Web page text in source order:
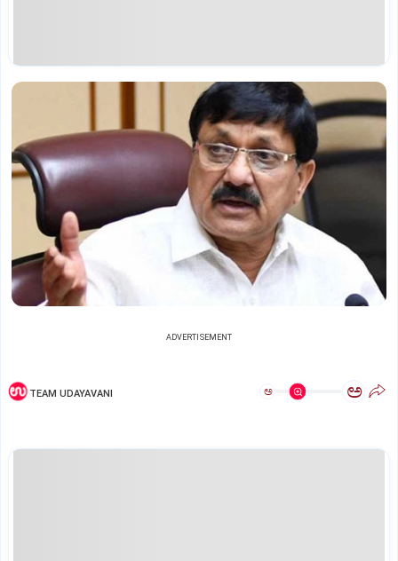
ADVERTISEMENT
TEAM UDAYAVANI ಅ ಅ